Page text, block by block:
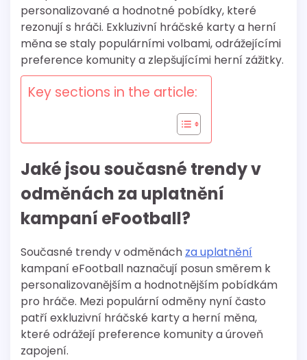
personalizované a hodnotné pobídky, které
rezonují s hráči. Exkluzivní hráčské karty a herní
měna se staly populárními volbami, odrážejícími
preference komunity a zlepšujícími herní zážitky.
Key sections in the article:
Jaké jsou současné trendy v
odměnách za uplatnění
kampaní eFootball?
Současné trendy v odměnách za uplatnění
kampaní eFootball naznačují posun směrem k
personalizovanějším a hodnotnějším pobídkám
pro hráče. Mezi populární odměny nyní často
patří exkluzivní hráčské karty a herní měna,
které odrážejí preference komunity a úroveň
zapojení.